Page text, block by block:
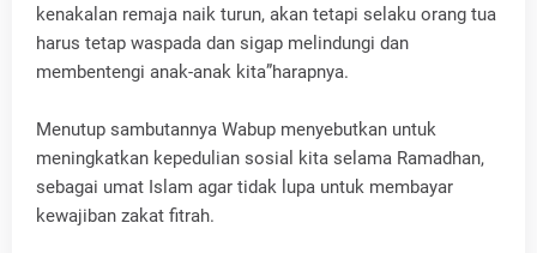
kenakalan remaja naik turun, akan tetapi selaku orang tua
harus tetap waspada dan sigap melindungi dan
membentengi anak-anak kita”harapnya.
Menutup sambutannya Wabup menyebutkan untuk
meningkatkan kepedulian sosial kita selama Ramadhan,
sebagai umat Islam agar tidak lupa untuk membayar
kewajiban zakat fitrah.